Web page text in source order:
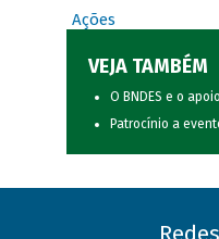
Ações
VEJA TAMBÉM
O BNDES e o
Patrocínio a